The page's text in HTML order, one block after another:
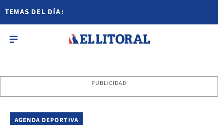
TEMAS DEL DÍA:
PUBLICIDAD
AGENDA DEPORTIVA